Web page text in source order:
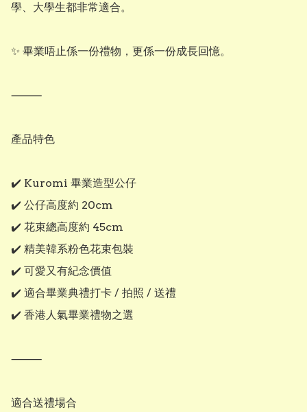
學、大學生都非常適合。
✨ 畢業唔止係一份禮物，更係一份成長回憶。
⸻
產品特色
✔️ Kuromi 畢業造型公仔
✔️ 公仔高度約 20cm
✔️ 花束總高度約 45cm
✔️ 精美韓系粉色花束包裝
✔️ 可愛又有紀念價值
✔️ 適合畢業典禮打卡 / 拍照 / 送禮
✔️ 香港人氣畢業禮物之選
⸻
適合送禮場合